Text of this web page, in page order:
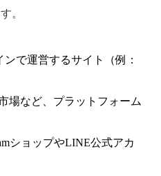
。
ンで運営するサイト（例：
場など、プラットフォーム
ショップやLINE公式アカ